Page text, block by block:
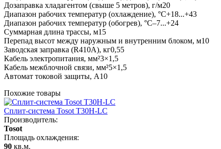
Дозаправка хладагентом (свыше 5 метров), г/м20
Диапазон рабочих температур (охлаждение), °C+18...+43
Диапазон рабочих температур (обогрев), °C–7...+24
Суммарная длина трассы, м15
Перепад высот между наружным и внутренним блоком, м10
Заводская заправка (R410A), кг0,55
Кабель электропитания, мм²3×1,5
Кабель межблочной связи, мм²5×1,5
Автомат токовой защиты, А10
Похожие товары
Сплит-система Tosot T30H-LC
Производитель:
Tosot
Площадь охлаждения:
90 кв.м.